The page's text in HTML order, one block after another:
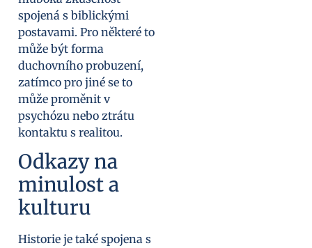
spojená s biblickými
postavami. Pro některé to
může být forma
duchovního probuzení,
zatímco pro jiné se to
může proměnit v
psychózu nebo ztrátu
kontaktu s realitou.
Odkazy na
minulost a
kulturu
Historie je také spojena s